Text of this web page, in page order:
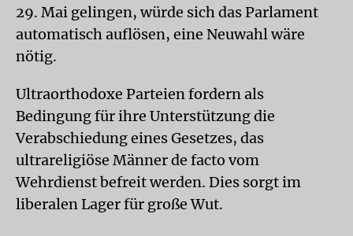
29. Mai gelingen, würde sich das Parlament
automatisch auflösen, eine Neuwahl wäre
nötig.
Ultraorthodoxe Parteien fordern als
Bedingung für ihre Unterstützung die
Verabschiedung eines Gesetzes, das
ultrareligiöse Männer de facto vom
Wehrdienst befreit werden. Dies sorgt im
liberalen Lager für große Wut.